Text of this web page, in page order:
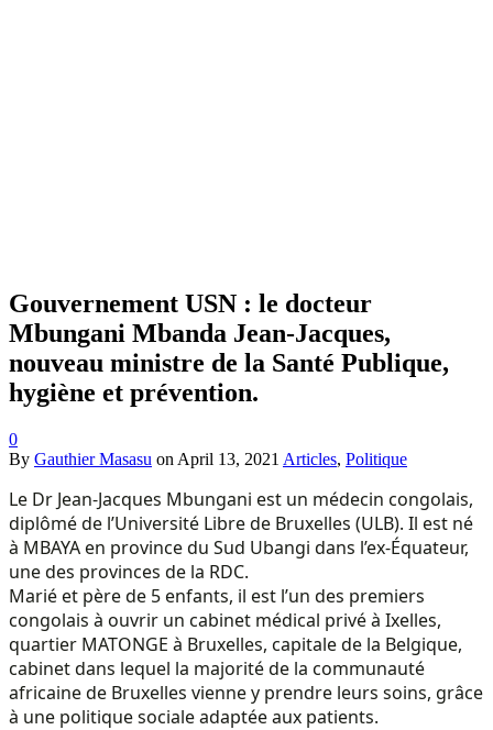
Gouvernement USN : le docteur
Mbungani Mbanda Jean-Jacques,
nouveau ministre de la Santé Publique,
hygiène et prévention.
0
By Gauthier Masasu on April 13, 2021 Articles, Politique
Le Dr Jean-Jacques Mbungani est un médecin congolais,
diplômé de l’Université Libre de Bruxelles (ULB). Il est né
à MBAYA en province du Sud Ubangi dans l’ex-Équateur,
une des provinces de la RDC.
Marié et père de 5 enfants, il est l’un des premiers
congolais à ouvrir un cabinet médical privé à Ixelles,
quartier MATONGE à Bruxelles, capitale de la Belgique,
cabinet dans lequel la majorité de la communauté
africaine de Bruxelles vienne y prendre leurs soins, grâce
à une politique sociale adaptée aux patients.